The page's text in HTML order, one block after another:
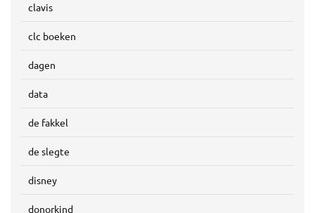
clavis
clc boeken
dagen
data
de fakkel
de slegte
disney
donorkind